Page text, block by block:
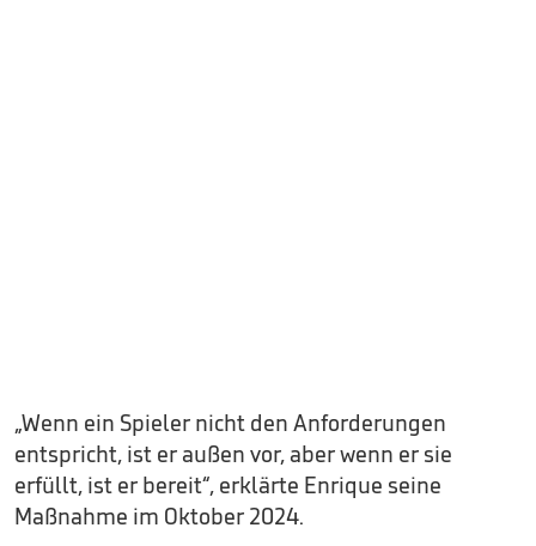
„Wenn ein Spieler nicht den Anforderungen
entspricht, ist er außen vor, aber wenn er sie
erfüllt, ist er bereit“, erklärte Enrique seine
Maßnahme im Oktober 2024.